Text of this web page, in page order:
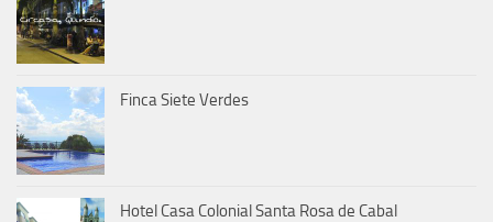
Finca Siete Verdes
Hotel Casa Colonial Santa Rosa de Cabal